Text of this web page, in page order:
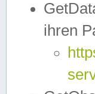
ihren